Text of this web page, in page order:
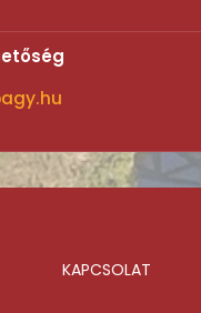
KAPCSOLAT